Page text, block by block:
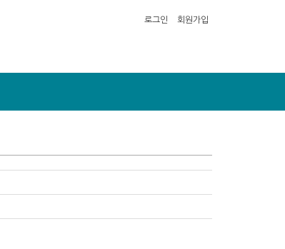
로그인 회원가입